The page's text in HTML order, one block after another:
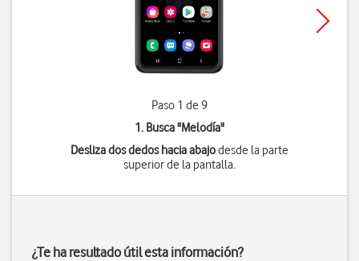
Paso 1 de 9
1. Busca "Melodía"
Desliza dos dedos hacia abajodesde la parte
superior de la pantalla.
¿Te ha resultado útil esta información?